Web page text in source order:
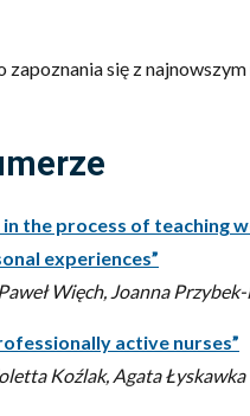
zapoznania się z
in the process of
experiences”
Więch, Joanna
active nurses”
Koźlak, Agata Łyskawka